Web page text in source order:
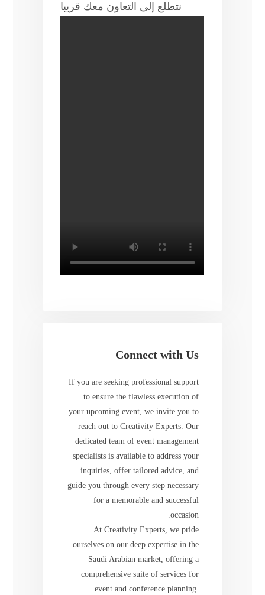
نتطلع إلى التعاون معك قريبا
Connect with Us
If you are seeking professional support
to ensure the flawless execution of
your upcoming event, we invite you to
reach out to Creativity Experts. Our
dedicated team of event management
specialists is available to address your
inquiries, offer tailored advice, and
guide you through every step necessary
for a memorable and successful
occasion.
At Creativity Experts, we pride
ourselves on our deep expertise in the
Saudi Arabian market, offering a
comprehensive suite of services for
event and conference planning.